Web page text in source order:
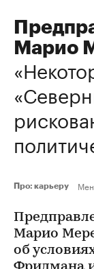
Марио
Про: карьеру
Марио
об